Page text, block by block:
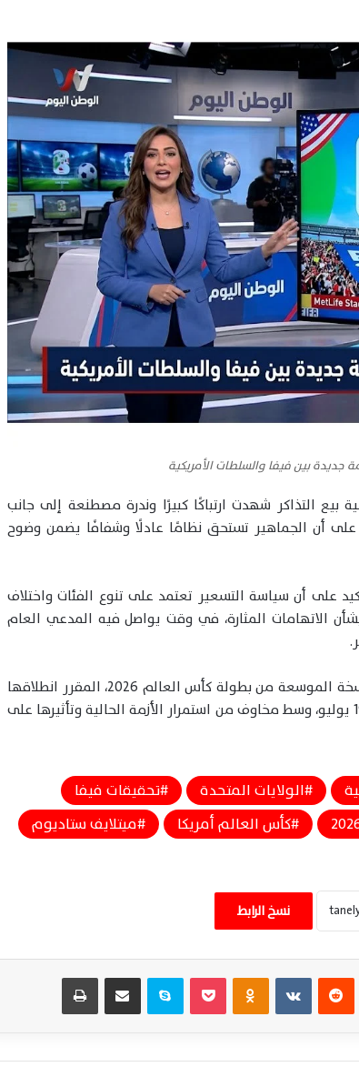
بيع التذاكر شهدت ارتباكًا كبيرًا وندرة مصطنعة إلى جانب
أن الجماهير تستحق نظامًا عادلًا وشفافًا يضمن وضوح
على أن سياسة التسعير تعتمد على تنوع الفئات واختلاف
الاتهامات المثارة، في وقت يواصل فيه المدعي العام
وكندا والمكسيك لاستضافة النسخة الموسعة من بطولة كأس العالم 2026، المقرر انطلاقها
يوم 11 يونيو المقبل، على أن تُقام المباراة النهائية في 19 يوليو، وسط مخاوف من استمرار الأزمة الحالية وتأثيرها على
الولايات المتحدة
تحقيقات فيفا
كأس العالم أمريكا
ميتلايف ستاديوم
نسخ الرابط
بينتيريست ‏VKontakte سكايب مشاركة عبر البريد
نهائي المونديال يجمع الأرجنتين وإسبانيا في
أربعة تحديات حاسمة تهدد حلم إسبانيا قبل